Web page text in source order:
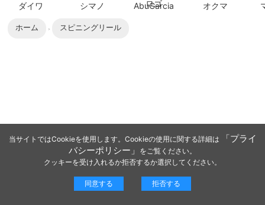
ダイワ シマノ AbuGarcia オクマ
ホーム スピニングリール
当サイトではCookieを使用します。Cookieの使用に関する詳細は
「プライ
バシーポリシー」
をご覧ください。
クッキーを受け入れるか拒否するか選択してください。
同意する 拒否する